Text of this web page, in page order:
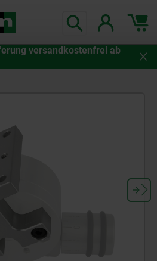
versandkostenfrei ab